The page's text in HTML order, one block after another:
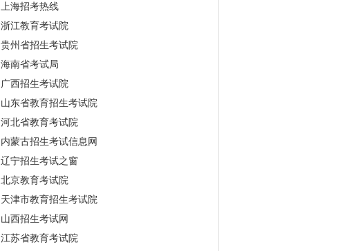
上海招考热线
浙江教育考试院
贵州省招生考试院
海南省考试局
广西招生考试院
山东省教育招生考试院
河北省教育考试院
内蒙古招生考试信息网
辽宁招生考试之窗
北京教育考试院
天津市教育招生考试院
山西招生考试网
江苏省教育考试院